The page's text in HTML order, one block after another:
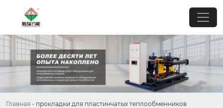
Главная - прокладки для пластинчатых теплообменников